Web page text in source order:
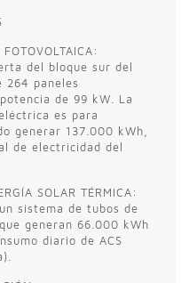
del bloque sur del
264 paneles
de 99 kW. La
es para
generar 137.000 kWh,
de electricidad del
SOLAR TÉRMICA:
sistema de tubos de
generan 66.000 kWh
diario de ACS